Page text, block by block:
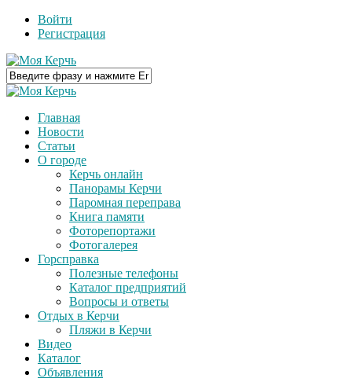
Войти
Регистрация
Главная
Новости
Статьи
О городе
Керчь онлайн
Панорамы Керчи
Паромная переправа
Книга памяти
Фоторепортажи
Фотогалерея
Горсправка
Полезные телефоны
Каталог предприятий
Вопросы и ответы
Отдых в Керчи
Пляжи в Керчи
Видео
Каталог
Объявления